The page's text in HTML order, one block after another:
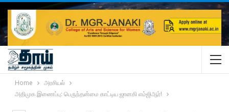
Home
அரசியல்
அதிமுக இணைப்பு: பெருந்தன்மை காட்டிய ஜானகி எம்ஜிஆர்!